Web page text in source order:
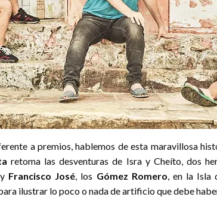
a premios, hablemos de esta maravillosa
retoma las desventuras de Isra y Cheíto, dos
y Francisco José, los Gómez Romero, en la Isla
ilustrar lo poco o nada de artificio que debe